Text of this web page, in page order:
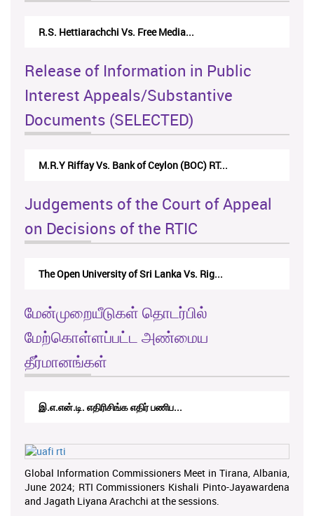
R.S. Hettiarachchi Vs. Free Media...
Release of Information in Public
Interest Appeals/Substantive
Documents (SELECTED)
M.R.Y Riffay Vs. Bank of Ceylon (BOC) RT...
Judgements of the Court of Appeal
on Decisions of the RTIC
The Open University of Sri Lanka Vs. Rig...
மேன்முறையீடுகள் தொடர்பில்
மேற்கொள்ளப்பட்ட அண்மைய
தீர்மானங்கள்
இ.எ.என்.டி. எதிரிசிங்க எதிர் பணிப...
Global Information Commissioners Meet in Tirana, Albania,
June 2024; RTI Commissioners Kishali Pinto-Jayawardena
and Jagath Liyana Arachchi at the sessions.